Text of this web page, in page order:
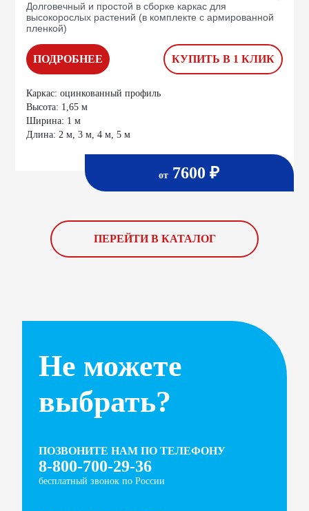
Долговечный и простой в сборке каркас для
высокорослых растений (в комплекте с армированной
пленкой)
ПОДРОБНЕЕ КУПИТЬ В 1 КЛИК
Каркас:оцинкованный профиль
Высота: 1,65 м
Ширина: 1 м
Длина:2 м, 3 м, 4 м, 5 м
от 7600 ₽
ПЕРЕЙТИ В КАТАЛОГ
Не можете
выбрать?
ПОЗВОНИТЕ НАМ ПО ТЕЛЕФОНУ
8-800-700-29-36
бесплатный звонок по России